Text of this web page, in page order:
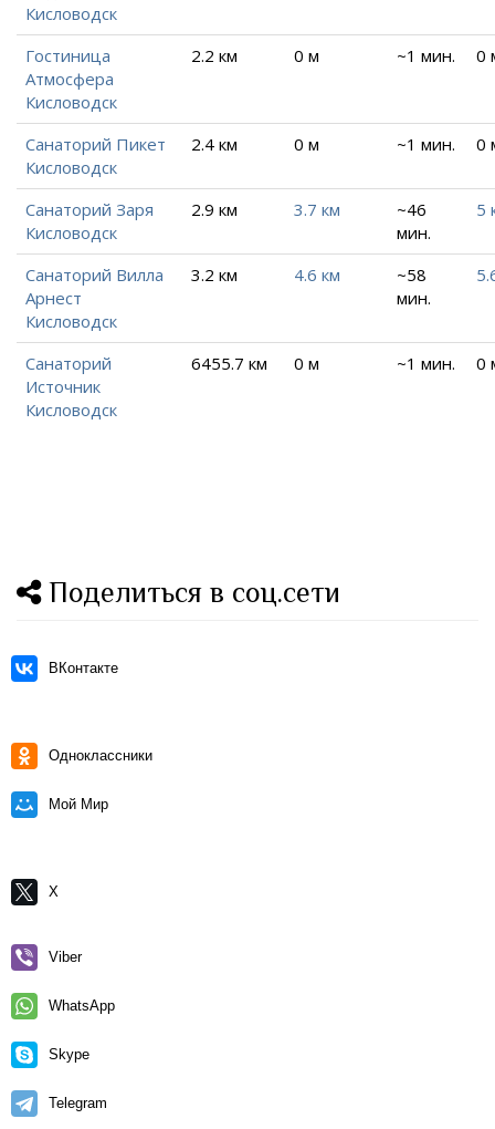
Кисловодск
Гостиница
Атмосфера
Кисловодск
2.2 км 0 м ~1 мин. 0
Санаторий Пикет
Кисловодск
2.4 км 0 м ~1 мин. 0
Санаторий Заря
Кисловодск
2.9 км 3.7 км
~46
мин.
5
Санаторий Вилла
Арнест
Кисловодск
3.2 км 4.6 км
~58
мин.
Санаторий
Источник
Кисловодск
6455.7 км 0 м ~1 мин. 0
Поделиться в соц.сети
ВКонтакте
Одноклассники
Мой Мир
X
Viber
WhatsApp
Skype
Telegram